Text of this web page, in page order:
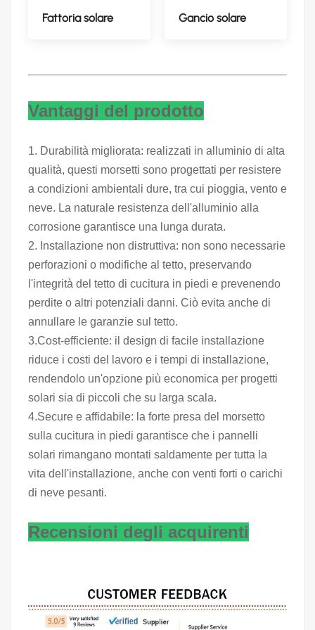
Fattoria solare Gancio solare
Vantaggi del prodotto
1. Durabilità migliorata: realizzati in alluminio di alta
qualità, questi morsetti sono progettati per resistere
a condizioni ambientali dure, tra cui pioggia, vento e
neve. La naturale resistenza dell'alluminio alla
corrosione garantisce una lunga durata.
2. Installazione non distruttiva: non sono necessarie
perforazioni o modifiche al tetto, preservando
l'integrità del tetto di cucitura in piedi e prevenendo
perdite o altri potenziali danni. Ciò evita anche di
annullare le garanzie sul tetto.
3.Cost-efficiente: il design di facile installazione
riduce i costi del lavoro e i tempi di installazione,
rendendolo un'opzione più economica per progetti
solari sia di piccoli che su larga scala.
4.Secure e affidabile: la forte presa del morsetto
sulla cucitura in piedi garantisce che i pannelli
solari rimangano montati saldamente per tutta la
vita dell'installazione, anche con venti forti o carichi
di neve pesanti.
Recensioni degli acquirenti